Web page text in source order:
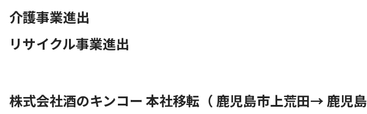
介護事業進出
リサイクル事業進出
株式会社酒のキンコー 本社移転（ 鹿児島市上荒田→ 鹿児